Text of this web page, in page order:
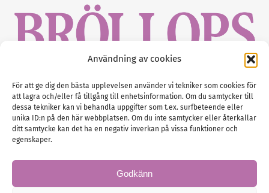
Användning av cookies
För att ge dig den bästa upplevelsen använder vi tekniker som cookies för
att lagra och/eller få tillgång till enhetsinformation. Om du samtycker till
dessa tekniker kan vi behandla uppgifter som t.ex. surfbeteende eller
unika ID:n på den här webbplatsen. Om du inte samtycker eller återkallar
ditt samtycke kan det ha en negativ inverkan på vissa funktioner och
egenskaper.
Godkänn
Gustaf Mattssons väg 2, 451 50 Uddevalla
Tel :0522-68 11 90
E-post:info@nordicbridalmedia.com